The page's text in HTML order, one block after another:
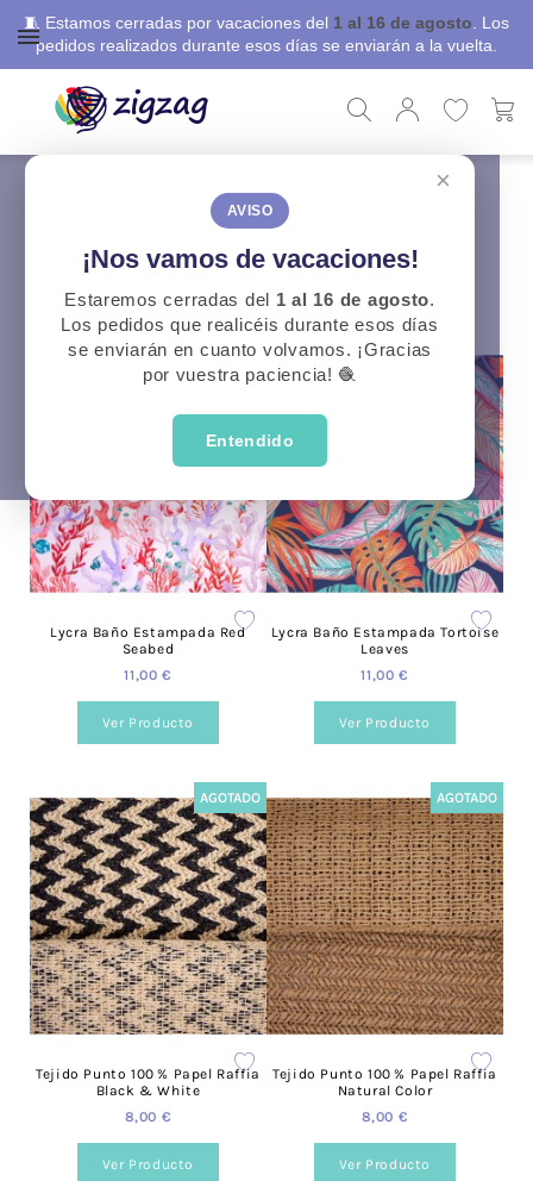
🧵 Estamos cerradas por vacaciones del 1 al 16 de agosto . Los
pedidos realizados durante esos días se enviarán a la vuelta.
×
AVISO
¡Nos vamos de vacaciones!
Estaremos cerradas del 1 al 16 de agosto.
Los pedidos que realicéis durante esos días
se enviarán en cuanto volvamos. ¡Gracias
por vuestra paciencia! 🧶
Entendido
Novedades
Lycra Baño Estampada Red
Seabed
11,00 €
Ver Producto
Lycra Baño Estampada Tortoise
Leaves
11,00 €
Ver Producto
Tejido Punto 100 % Papel Raffia
Black & White
AGOTADO
8,00 €
Ver Producto
Tejido Punto 100 % Papel Raffia
Natural Color
AGOTADO
8,00 €
Ver Producto